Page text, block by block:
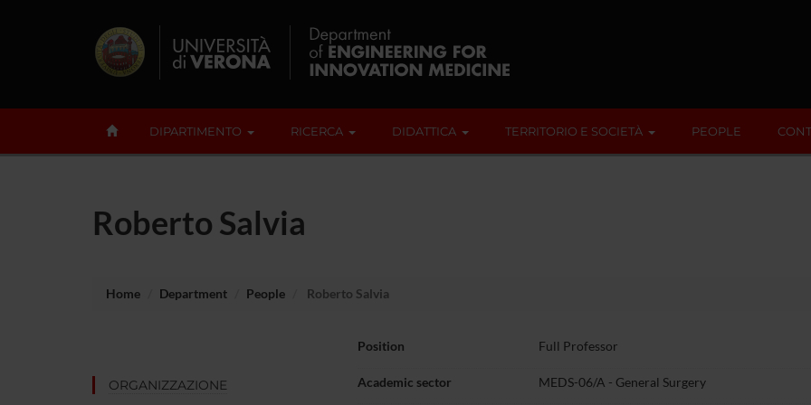
DIPARTIMENTO RICERCA DIDATTICA TERRITORIO E SOCIETÀ PEOPLE
Roberto Salvia
Home Department People Roberto Salvia
ORGANIZZAZIONE
Position Full Professor
Academic sector MEDS-06/A - General Surgery